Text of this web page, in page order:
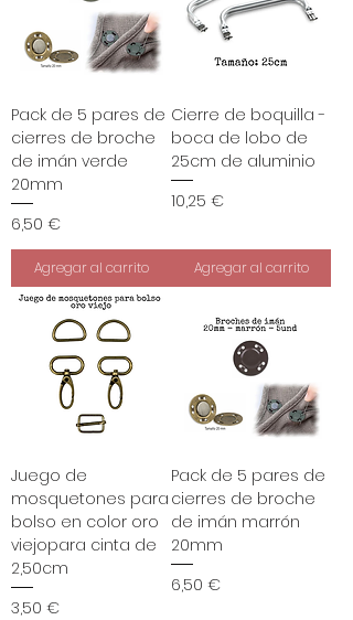
t
r
o
s
Pack de 5 pares de
cierres de broche
de imán verde
20mm
Precio
6,50 €
Agregar al carrito
Cierre de boquilla -
boca de lobo de
25cm de aluminio
Precio
10,25 €
Agregar al carrito
Juego de
mosquetones para
bolso en color oro
viejopara cinta de
2,50cm
Precio
3,50 €
Pack de 5 pares de
cierres de broche
de imán marrón
20mm
Precio
6,50 €